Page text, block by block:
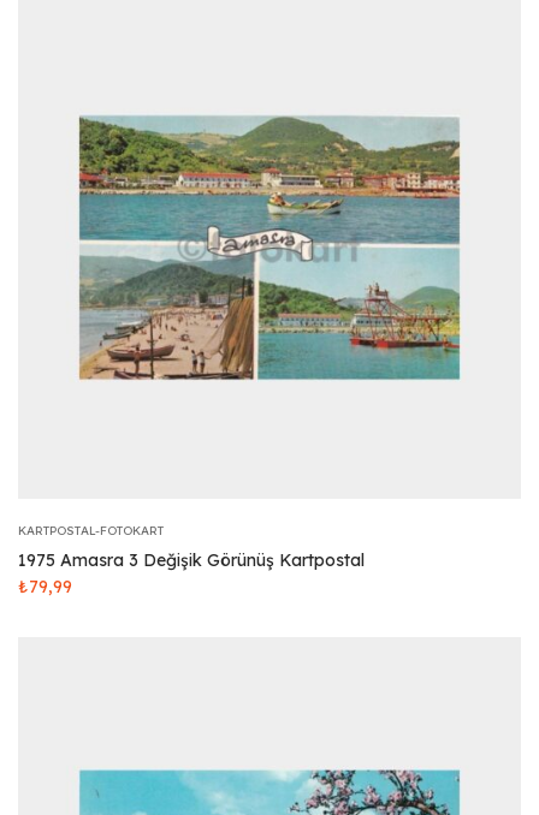
KARTPOSTAL-FOTOKART
1975 Amasra 3 Değişik Görünüş Kartpostal
₺79,99